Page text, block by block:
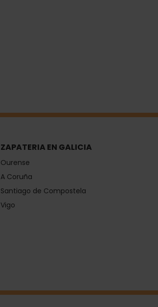
ZAPATERIA EN GALICIA
Ourense
A Coruña
Santiago de Compostela
Vigo